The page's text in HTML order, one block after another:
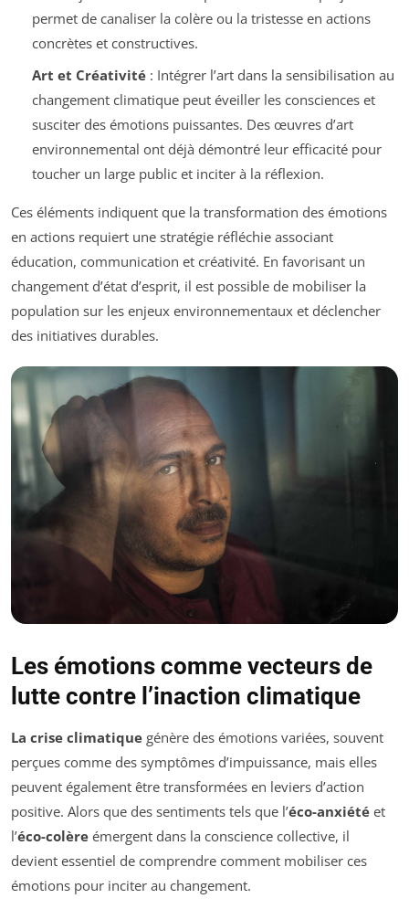
permet de canaliser la colère ou la tristesse en actions
concrètes et constructives.
Art et Créativité: Intégrer l’art dans la sensibilisation au
changement climatique peut éveiller les consciences et
susciter des émotions puissantes. Des œuvres d’art
environnemental ont déjà démontré leur efficacité pour
toucher un large public et inciter à la réflexion.
Ces éléments indiquent que la transformation des émotions
en actions requiert une stratégie réfléchie associant
éducation, communication et créativité. En favorisant un
changement d’état d’esprit, il est possible de mobiliser la
population sur les enjeux environnementaux et déclencher
des initiatives durables.
Les émotions comme vecteurs de
lutte contre l’inaction climatique
La crise climatique génère des émotions variées, souvent
perçues comme des symptômes d’impuissance, mais elles
peuvent également être transformées en leviers d’action
positive. Alors que des sentiments tels que l’éco-anxiété et
l’éco-colère émergent dans la conscience collective, il
devient essentiel de comprendre comment mobiliser ces
émotions pour inciter au changement.